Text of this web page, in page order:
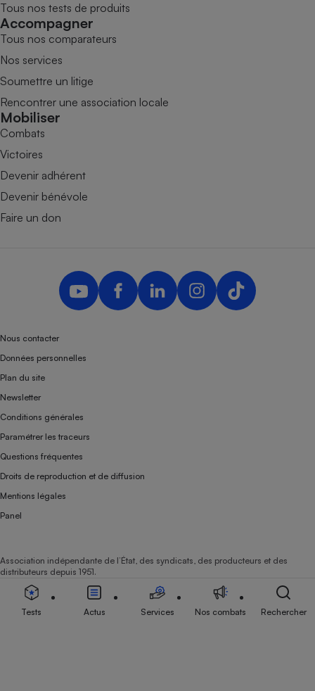
Tous nos tests de produits
Accompagner
Tous nos comparateurs
Nos services
Soumettre un litige
Rencontrer une association locale
Mobiliser
Combats
Victoires
Devenir adhérent
Devenir bénévole
Faire un don
Nous contacter
Données personnelles
Plan du site
Newsletter
Conditions générales
Paramétrer les traceurs
Questions fréquentes
Droits de reproduction et de diffusion
Mentions légales
Panel
Association indépendante de l’État, des syndicats, des producteurs et des
distributeurs depuis 1951.
Tests Actus Services Nos combats Rechercher